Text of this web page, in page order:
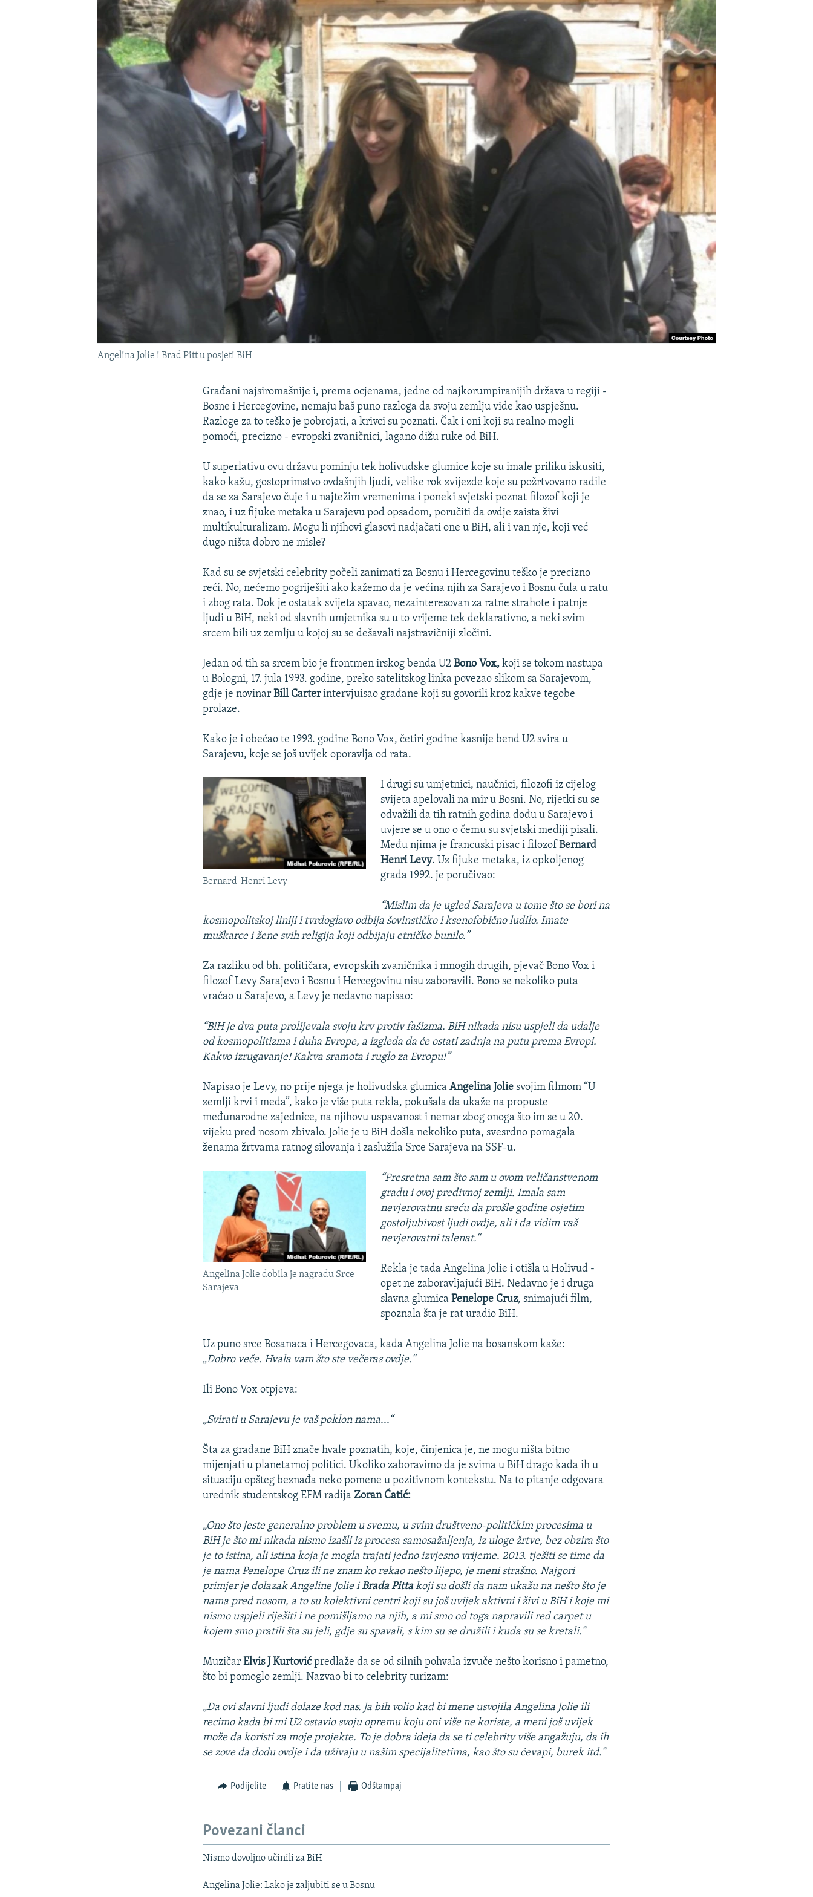
GENOCID U SREBRENICI
POPLAVE I KLIZIŠTA U BIH 2024.
TRI DECENIJE OD RATA U BIH
Angelina Jolie i Brad Pitt u posjeti BiH
Građani najsiromašnije i, prema ocjenama, jedne od najkorumpiranijih država u regiji -
Bosne i Hercegovine, nemaju baš puno razloga da svoju zemlju vide kao uspješnu.
Razloge za to teško je pobrojati, a krivci su poznati. Čak i oni koji su realno mogli
pomoći, precizno - evropski zvaničnici, lagano dižu ruke od BiH.
U superlativu ovu državu pominju tek holivudske glumice koje su imale priliku iskusiti,
kako kažu, gostoprimstvo ovdašnjih ljudi, velike rok zvijezde koje su požrtvovano radile
da se za Sarajevo čuje i u najtežim vremenima i poneki svjetski poznat filozof koji je
znao, i uz fijuke metaka u Sarajevu pod opsadom, poručiti da ovdje zaista živi
multikulturalizam. Mogu li njihovi glasovi nadjačati one u BiH, ali i van nje, koji već
dugo ništa dobro ne misle?
Kad su se svjetski celebrity počeli zanimati za Bosnu i Hercegovinu teško je precizno
reći. No, nećemo pogriješiti ako kažemo da je većina njih za Sarajevo i Bosnu čula u ratu
i zbog rata. Dok je ostatak svijeta spavao, nezainteresovan za ratne strahote i patnje
ljudi u BiH, neki od slavnih umjetnika su u to vrijeme tek deklarativno, a neki svim
srcem bili uz zemlju u kojoj su se dešavali najstravičniji zločini.
Jedan od tih sa srcem bio je frontmen irskog benda U2Bono Vox, koji se tokom nastupa
u Bologni, 17. jula 1993. godine, preko satelitskog linka povezao slikom sa Sarajevom,
gdje je novinarBill Carterintervjuisao građane koji su govorili kroz kakve tegobe
prolaze.
Kako je i obećao te 1993. godine Bono Vox, četiri godine kasnije bend U2 svira u
Sarajevu, koje se još uvijek oporavlja od rata.
Bernard-Henri Levy
I drugi su umjetnici, naučnici, filozofi iz cijelog
svijeta apelovali na mir u Bosni. No, rijetki su se
odvažili da tih ratnih godina dođu u Sarajevo i
uvjere se u ono o čemu su svjetski mediji pisali.
Među njima je francuski pisac i filozofBernard
Henri Levy. Uz fijuke metaka, iz opkoljenog
grada 1992. je poručivao:
“Mislim da je ugled Sarajeva u tome što se bori na
kosmopolitskoj liniji i tvrdoglavo odbija šovinstičko i ksenofobično ludilo. Imate
muškarce i žene svih religija koji odbijaju etničko bunilo.”
Za razliku od bh. političara, evropskih zvaničnika i mnogih drugih, pjevač Bono Vox i
filozof Levy Sarajevo i Bosnu i Hercegovinu nisu zaboravili. Bono se nekoliko puta
vraćao u Sarajevo, a Levy je nedavno napisao:
“BiH je dva puta prolijevala svoju krv protiv fašizma. BiH nikada nisu uspjeli da udalje
od kosmopolitizma i duha Evrope, a izgleda da će ostati zadnja na putu prema Evropi.
Kakvo izrugavanje! Kakva sramota i ruglo za Evropu!”
Napisao je Levy, no prije njega je holivudska glumica Angelina Joliesvojim filmom “U
zemlji krvi i meda”, kako je više puta rekla, pokušala da ukaže na propuste
međunarodne zajednice, na njihovu uspavanost i nemar zbog onoga što im se u 20.
vijeku pred nosom zbivalo. Jolie je u BiH došla nekoliko puta, svesrdno pomagala
ženama žrtvama ratnog silovanja i zaslužila Srce Sarajeva na SSF-u.
Angelina Jolie dobila je nagradu Srce
Sarajeva
“Presretna sam što sam u ovom veličanstvenom
gradu i ovoj predivnoj zemlji. Imala sam
nevjerovatnu sreću da prošle godine osjetim
gostoljubivost ljudi ovdje, ali i da vidim vaš
nevjerovatni talenat.“
Rekla je tada Angelina Jolie i otišla u Holivud -
opet ne zaboravljajući BiH. Nedavno je i druga
slavna glumica Penelope Cruz, snimajući film,
spoznala šta je rat uradio BiH.
Uz puno srce Bosanaca i Hercegovaca, kada Angelina Jolie na bosanskom kaže:
„Dobro veče. Hvala vam što ste večeras ovdje.“
Ili Bono Vox otpjeva:
„Svirati u Sarajevu je vaš poklon nama...“
Šta za građane BiH znače hvale poznatih, koje, činjenica je, ne mogu ništa bitno
mijenjati u planetarnoj politici. Ukoliko zaboravimo da je svima u BiH drago kada ih u
situaciju opšteg beznađa neko pomene u pozitivnom kontekstu. Na to pitanje odgovara
urednik studentskog EFM radijaZoran Ćatić:
„Ono što jeste generalno problem u svemu, u svim društveno-političkim procesima u
BiH je što mi nikada nismo izašli iz procesa samosažaljenja, iz uloge žrtve, bez obzira što
je to istina, ali istina koja je mogla trajati jedno izvjesno vrijeme. 2013. tješiti se time da
je nama Penelope Cruz ili ne znam ko rekao nešto lijepo, je meni strašno. Najgori
primjer je dolazak Angeline Jolie iBrada Pittakoji su došli da nam ukažu na nešto što je
nama pred nosom, a to su kolektivni centri koji su još uvijek aktivni i živi u BiH i koje mi
nismo uspjeli riješiti i ne pomišljamo na njih, a mi smo od toga napravili red carpet u
kojem smo pratili šta su jeli, gdje su spavali, s kim su se družili i kuda su se kretali.“
MuzičarElvis J Kurtovićpredlaže da se od silnih pohvala izvuče nešto korisno i pametno,
što bi pomoglo zemlji. Nazvao bi to celebrity turizam:
„Da ovi slavni ljudi dolaze kod nas. Ja bih volio kad bi mene usvojila Angelina Jolie ili
recimo kada bi mi U2 ostavio svoju opremu koju oni više ne koriste, a meni još uvijek
može da koristi za moje projekte. To je dobra ideja da se ti celebrity više angažuju, da ih
se zove da dođu ovdje i da uživaju u našim specijalitetima, kao što su ćevapi, burek itd.“
Podijelite Pratite nas Odštampaj
Povezani članci
Nismo dovoljno učinili za BiH
Angelina Jolie: Lako je zaljubiti se u Bosnu